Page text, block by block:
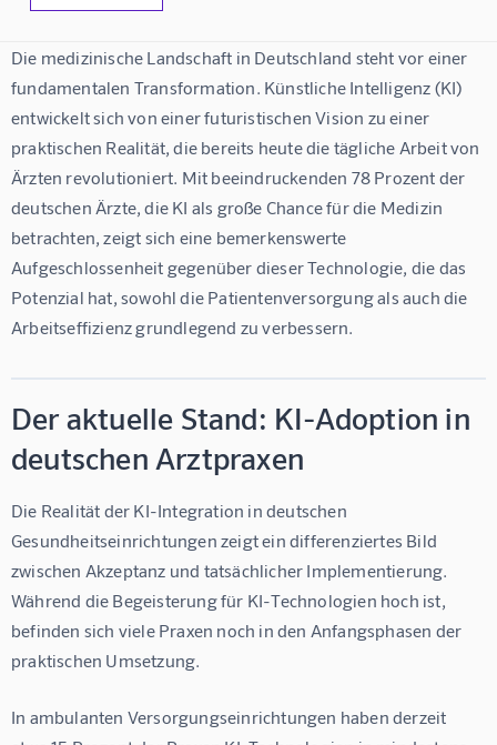
Die medizinische Landschaft in Deutschland steht vor einer
fundamentalen Transformation. Künstliche Intelligenz (KI)
entwickelt sich von einer futuristischen Vision zu einer
praktischen Realität, die bereits heute die tägliche Arbeit von
Ärzten revolutioniert. Mit beeindruckenden 78 Prozent der
deutschen Ärzte, die KI als große Chance für die Medizin
betrachten, zeigt sich eine bemerkenswerte
Aufgeschlossenheit gegenüber dieser Technologie, die das
Potenzial hat, sowohl die Patientenversorgung als auch die
Arbeitseffizienz grundlegend zu verbessern.
Der aktuelle Stand: KI-Adoption in
deutschen Arztpraxen
Die Realität der KI-Integration in deutschen
Gesundheitseinrichtungen zeigt ein differenziertes Bild
zwischen Akzeptanz und tatsächlicher Implementierung.
Während die Begeisterung für KI-Technologien hoch ist,
befinden sich viele Praxen noch in den Anfangsphasen der
praktischen Umsetzung.
In ambulanten Versorgungseinrichtungen haben derzeit